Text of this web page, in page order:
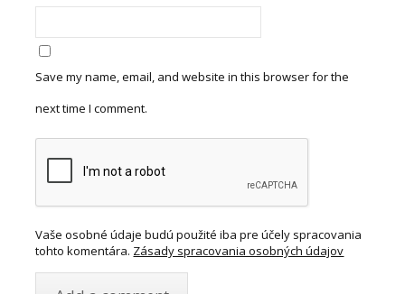
Save my name, email, and website in this browser for the
next time I comment.
Vaše osobné údaje budú použité iba pre účely spracovania
tohto komentára. Zásady spracovania osobných údajov